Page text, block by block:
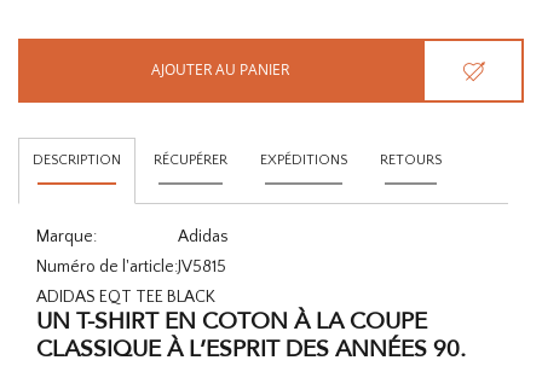
AJOUTER AU PANIER
DESCRIPTION RÉCUPÉRER EXPÉDITIONS RETOURS
Marque:
Adidas
Numéro de l'article:JV5815
ADIDAS EQT TEE BLACK
UN T-SHIRT EN COTON À LA COUPE
CLASSIQUE À L’ESPRIT DES ANNÉES 90.